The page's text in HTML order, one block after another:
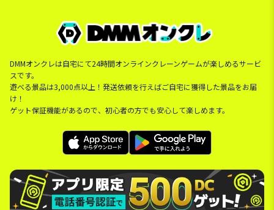
DMMオンクレは自宅にて24時間オンラインクレーンゲームが楽しめるサービ
スです。
遊べる景品は3,000点以上！発送依頼を行えばご自宅に獲得した景品をお届
け！
ゲット保証機能があるので、初心者の方でも安心して楽しめます。